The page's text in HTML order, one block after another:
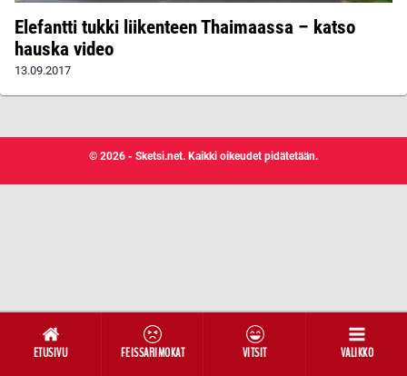
ETUSIVU FEISSARIMOKAT VITSIT VALIKKO
Elefantti tukki liikenteen Thaimaassa – katso
hauska video
13.09.2017
© 2026 - Sketsi.net. Kaikki oikeudet pidätetään.